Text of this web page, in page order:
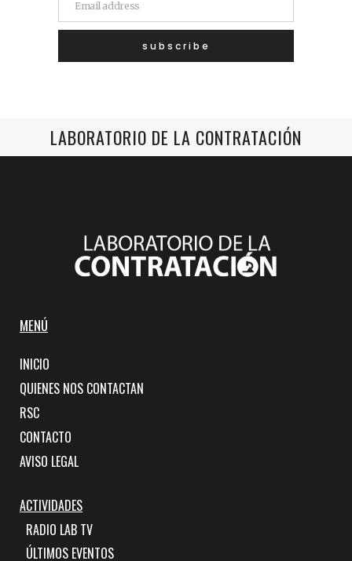
LABORATORIO DE LA CONTRATACIÓN
MENÚ
INICIO
QUIENES NOS CONTACTAN
RSC
CONTACTO
AVISO LEGAL
ACTIVIDADES
RADIO LAB TV
ÚLTIMOS EVENTOS